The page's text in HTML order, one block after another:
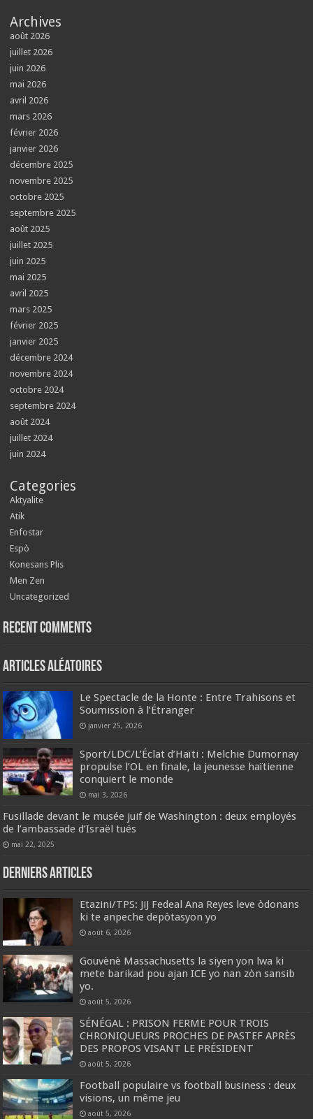
Archives
août 2026
juillet 2026
juin 2026
mai 2026
avril 2026
mars 2026
février 2026
janvier 2026
décembre 2025
novembre 2025
octobre 2025
septembre 2025
août 2025
juillet 2025
juin 2025
mai 2025
avril 2025
mars 2025
février 2025
janvier 2025
décembre 2024
novembre 2024
octobre 2024
septembre 2024
août 2024
juillet 2024
juin 2024
Categories
Aktyalite
Atik
Enfostar
Espò
Konesans Plis
Men Zen
Uncategorized
Recent Comments
Articles aléatoires
Le Spectacle de la Honte : Entre Trahisons et
Soumission à l’Étranger
janvier 25, 2026
Sport/LDC/L’Éclat d’Haïti : Melchie Dumornay
propulse l’OL en finale, la jeunesse haïtienne
conquiert le monde
mai 3, 2026
Fusillade devant le musée juif de Washington : deux employés
de l’ambassade d’Israël tués
mai 22, 2025
Derniers articles
Etazini/TPS: JiJ Fedeal Ana Reyes leve òdonans
ki te anpeche depòtasyon yo
août 6, 2026
Gouvènè Massachusetts la siyen yon lwa ki
mete barikad pou ajan ICE yo nan zòn sansib
yo.
août 5, 2026
SÉNÉGAL : PRISON FERME POUR TROIS
CHRONIQUEURS PROCHES DE PASTEF APRÈS
DES PROPOS VISANT LE PRÉSIDENT
août 5, 2026
Football populaire vs football business : deux
visions, un même jeu
août 5, 2026